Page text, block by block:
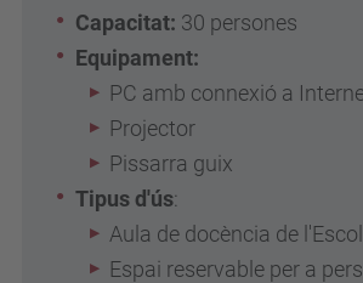
Capacitat: 30 persones
Equipament:
PC amb connexió a
Projector
Pissarra guix
Tipus d'ús:
Aula de docència de
Espai reservable per a